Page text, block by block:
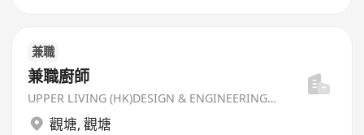
兼職
兼職廚師
UPPER LIVING (HK)DESIGN & ENGINEERING LIMITED
觀塘, 觀塘